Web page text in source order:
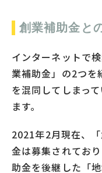
創業補助金と
インターネットで
業補助金」の2つを
を混同してしまっ
ます。
2021年2月現在、
金は募集されてお
助金を後継した「